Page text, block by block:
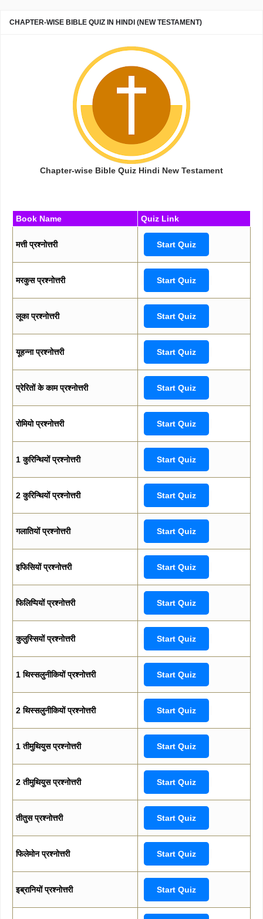
CHAPTER-WISE BIBLE QUIZ IN HINDI (NEW TESTAMENT)
Chapter-wise Bible Quiz Hindi New Testament
Book Name Quiz Link
मत्ती प्रश्नोत्तरी Start Quiz
मरकुस प्रश्नोत्तरी Start Quiz
लूका प्रश्नोत्तरी Start Quiz
यूहन्ना प्रश्नोत्तरी Start Quiz
प्रेरितों के काम प्रश्नोत्तरी Start Quiz
रोमियो प्रश्नोत्तरी Start Quiz
1 कुरिन्थियों प्रश्नोत्तरी Start Quiz
2 कुरिन्थियों प्रश्नोत्तरी Start Quiz
गलातियों प्रश्नोत्तरी Start Quiz
इफिसियों प्रश्नोत्तरी Start Quiz
फिलिप्पियों प्रश्नोत्तरी Start Quiz
कुलुस्सियों प्रश्नोत्तरी Start Quiz
1 थिस्सलुनीकियों प्रश्नोत्तरी Start Quiz
2 थिस्सलुनीकियों प्रश्नोत्तरी Start Quiz
1 तीमुथियुस प्रश्नोत्तरी Start Quiz
2 तीमुथियुस प्रश्नोत्तरी Start Quiz
तीतुस प्रश्नोत्तरी Start Quiz
फिलेमोन प्रश्नोत्तरी Start Quiz
इब्रानियों प्रश्नोत्तरी Start Quiz